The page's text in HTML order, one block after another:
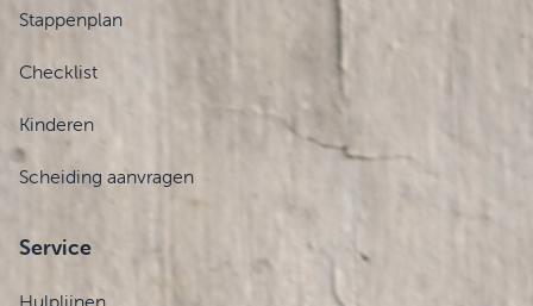
Stappenplan
Checklist
Kinderen
Scheiding aanvragen
Service
Hulplijnen